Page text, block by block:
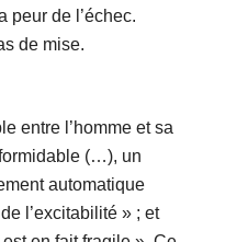
peur de l’échec.
de mise.
entre l’homme et sa
(…), un
automatique
l’excitabilité » ; et